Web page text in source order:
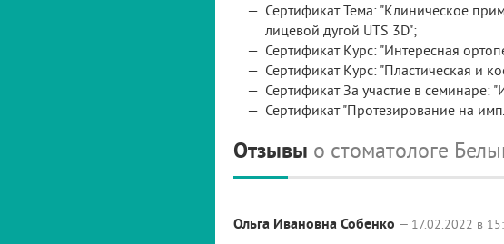
Сертификат Тема: "Клиническое
лицевой дугой UTS 3D";
Сертификат Курс: "Интересная
Сертификат Курс: "Пластическая и
Сертификат За участие в
Сертификат "Протезирование на
Отзывы о стоматологе
Ольга Ивановна Собенко — 17.02.2022 в